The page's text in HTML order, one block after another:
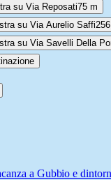
su Via Reposati75 m
su Via Aurelio Saffi
su Via Savelli Della
a Gubbio e